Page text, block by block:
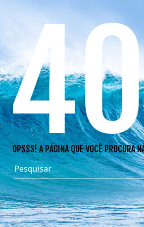
OPSSS! A PÁGINA QUE VOCÊ PROCURA